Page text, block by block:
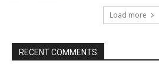
Load more
RECENT COMMENTS